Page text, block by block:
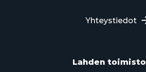
Yhteystiedot
Lahden toimisto